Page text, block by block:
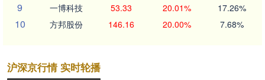
9 一博科技 53.33 20.01% 17.26%
10 方邦股份 146.16 20.00% 7.68%
沪深京行情 实时轮播